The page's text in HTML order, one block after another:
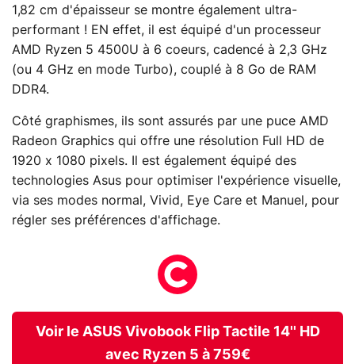
1,82 cm d'épaisseur se montre également ultra-
performant ! EN effet, il est équipé d'un processeur
AMD Ryzen 5 4500U à 6 coeurs, cadencé à 2,3 GHz
(ou 4 GHz en mode Turbo), couplé à 8 Go de RAM
DDR4.
Côté graphismes, ils sont assurés par une puce AMD
Radeon Graphics qui offre une résolution Full HD de
1920 x 1080 pixels. Il est également équipé des
technologies Asus pour optimiser l'expérience visuelle,
via ses modes normal, Vivid, Eye Care et Manuel, pour
régler ses préférences d'affichage.
Voir le ASUS Vivobook Flip Tactile 14'' HD
avec Ryzen 5 à 759€